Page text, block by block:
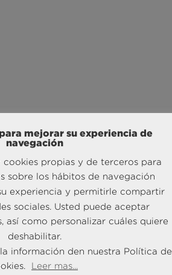
mejorar su experiencia de
navegación
cookies propias y de terceros para
sobre los hábitos de navegación
experiencia y permitirle compartir
sociales. Usted puede aceptar
así como personalizar cuáles quiere
deshabilitar.
información den nuestra Política de
Leer mas...